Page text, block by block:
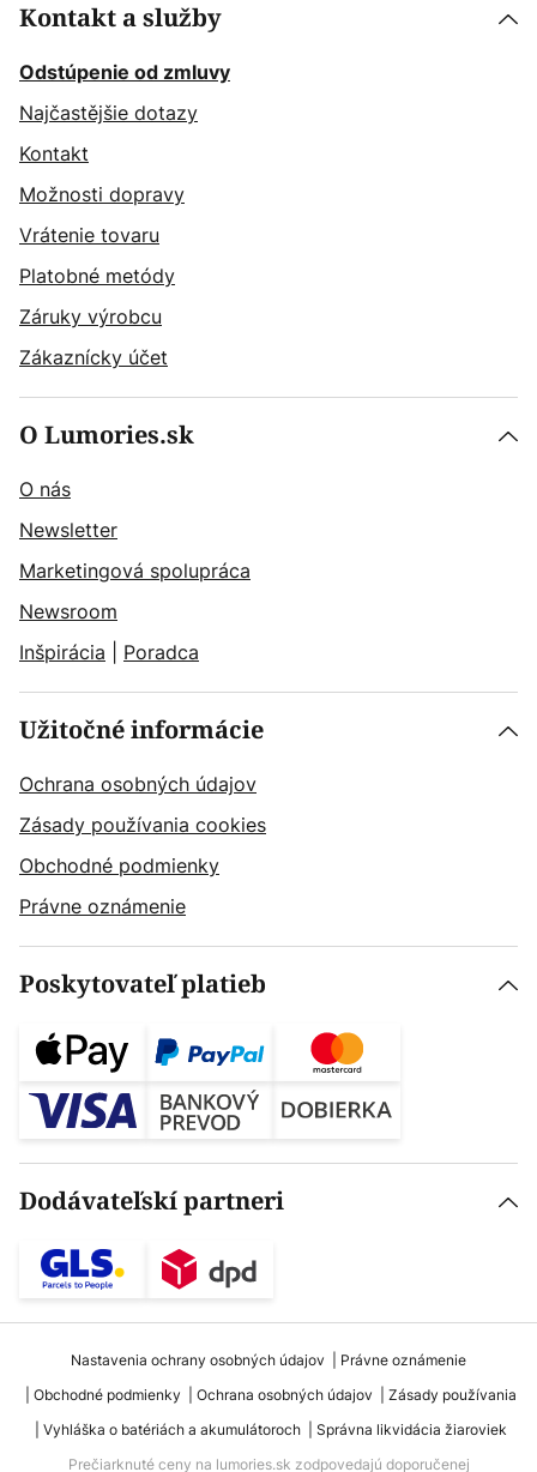
Kontakt a služby
Odstúpenie od zmluvy
Najčastějšie dotazy
Kontakt
Možnosti dopravy
Vrátenie tovaru
Platobné metódy
Záruky výrobcu
Zákaznícky účet
O Lumories.sk
O nás
Newsletter
Marketingová spolupráca
Newsroom
Inšpirácia
Poradca
Užitočné informácie
Ochrana osobných údajov
Zásady používania cookies
Obchodné podmienky
Právne oznámenie
Poskytovateľ platieb
Dodávateľskí partneri
Nastavenia ochrany osobných údajov
Právne oznámenie
Obchodné podmienky
Ochrana osobných údajov
Zásady používania
Vyhláška o batériách a akumulátoroch
Správna likvidácia žiaroviek
Prečiarknuté ceny na lumories.sk zodpovedajú doporučenej